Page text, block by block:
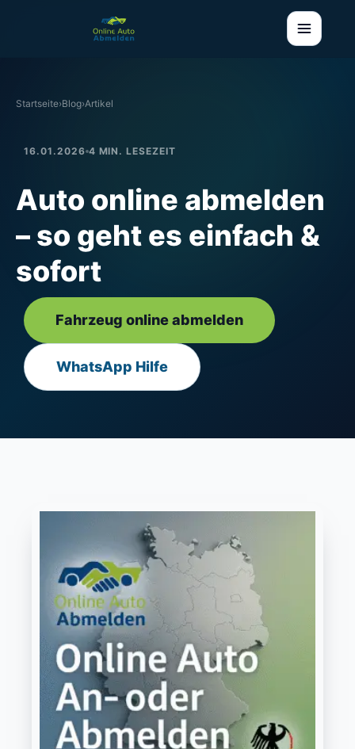
Startseite›Blog›Artikel
16.01.2026 4 MIN. LESEZEIT
Auto online abmelden
– so geht es einfach &
sofort
Fahrzeug online abmelden
WhatsApp Hilfe